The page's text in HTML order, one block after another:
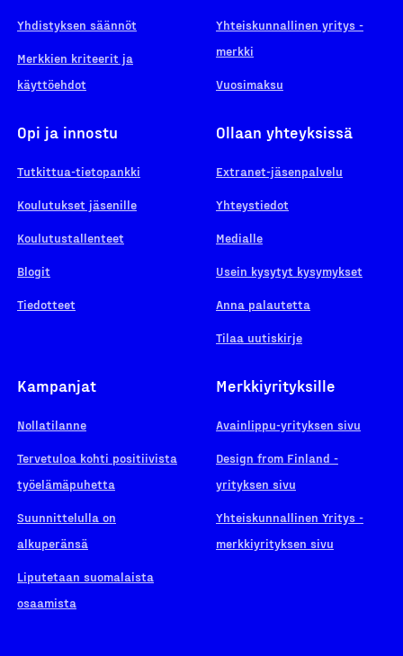
Yhdistyksen säännöt
Merkkien kriteerit ja
käyttöehdot
Yhteiskunnallinen yritys -
merkki
Vuosimaksu
Opi ja innostu
Tutkittua-tietopankki
Koulutukset jäsenille
Koulutustallenteet
Blogit
Tiedotteet
Ollaan yhteyksissä
Extranet-jäsenpalvelu
Yhteystiedot
Medialle
Usein kysytyt kysymykset
Anna palautetta
Tilaa uutiskirje
Kampanjat
Nollatilanne
Tervetuloa kohti positiivista
työelämäpuhetta
Suunnittelulla on
alkuperänsä
Liputetaan suomalaista
osaamista
Merkkiyrityksille
Avainlippu-yrityksen sivu
Design from Finland -
yrityksen sivu
Yhteiskunnallinen Yritys -
merkkiyrityksen sivu